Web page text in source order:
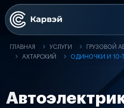
ГЛАВНАЯ УСЛУГИ
ГРУЗОВОЙ
АХТАРСКИЙ
ОДИНОЧКИ И 10-